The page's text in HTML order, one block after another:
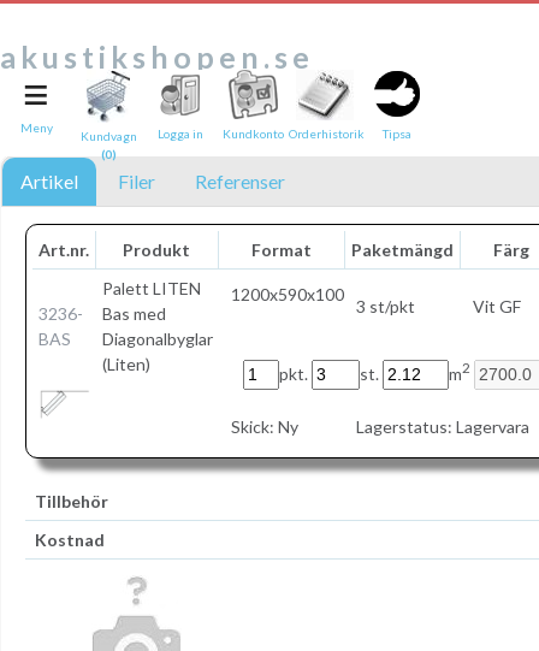
akustikshopen.se
Artikel Filer Referenser
Art.nr. Produkt Format Paketmängd Färg
3236-
BAS
Palett LITEN
Bas med
Diagonalbyglar
(Liten)
1200x590x100
3 st/pkt Vit GF
pkt. st. m2
Skick: Ny Lagerstatus: Lagervara
Tillbehör
Kostnad
≡
Meny
Kundvagn
(0)
Logga in Kundkonto Orderhistorik Tipsa
Tipsa en vän:
e-post*
Text
Direktlänk till denna sida
Länken ovan kommer att bakas in i ditt tips!